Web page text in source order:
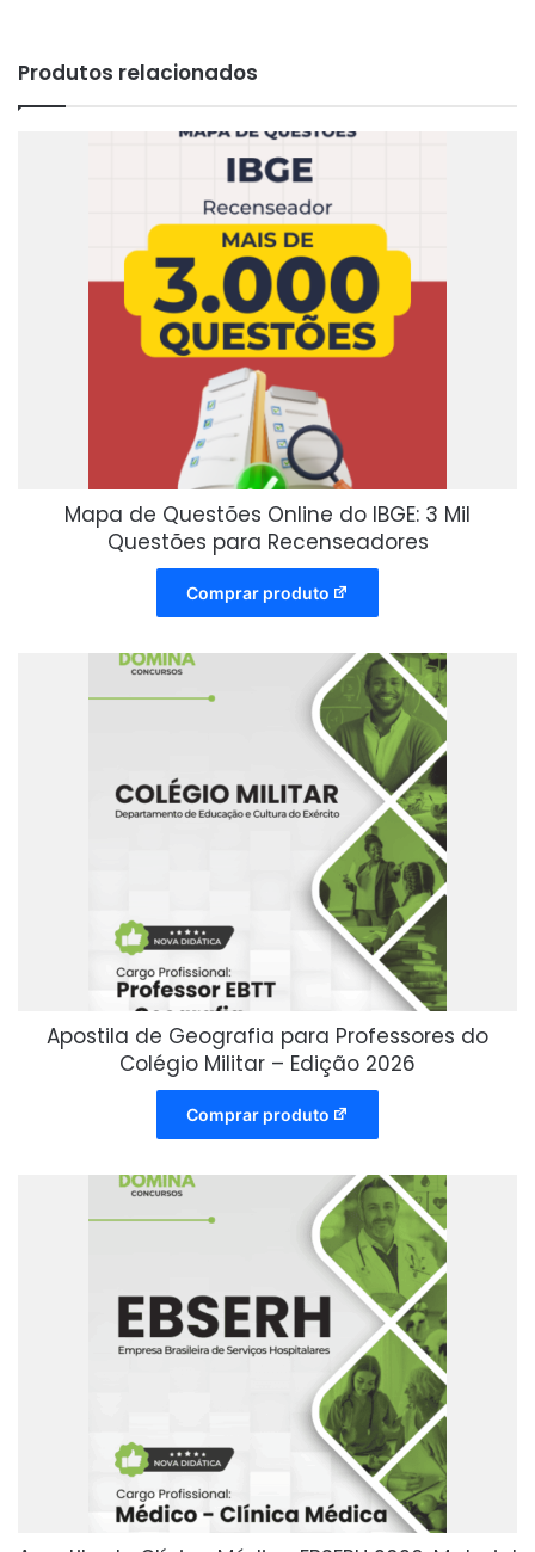
Produtos relacionados
Mapa de Questões Online do IBGE: 3 Mil
Questões para Recenseadores
Comprar produto
Apostila de Geografia para Professores do
Colégio Militar – Edição 2026
Comprar produto